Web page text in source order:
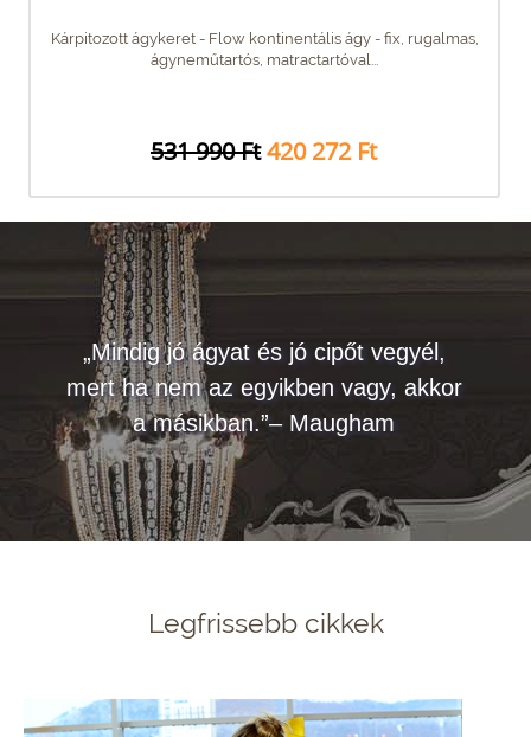
Kárpitozott ágykeret - Flow kontinentális ágy - fix, rugalmas,
ágyneműtartós, matractartóval...
531 990 Ft420 272 Ft
„Mindig jó ágyat és jó cipőt vegyél,
mert ha nem az egyikben vagy, akkor
a másikban.”– Maugham
Legfrissebb cikkek